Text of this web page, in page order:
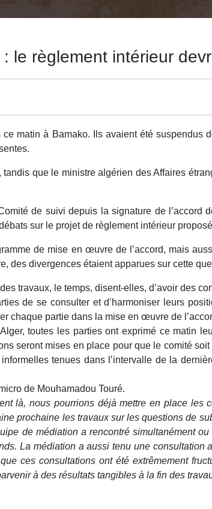
: le règlement intérieur
matin à Bamako. Ils avaient été suspendus
que le ministre algérien des Affaires
de suivi depuis la signature de
sur le projet de règlement intérieur
de mise en œuvre de l’accord, mais
des divergences étaient apparues sur cette
travaux, le temps, disent-elles, d’avoir des
de se consulter et d’harmoniser leurs
chaque partie dans la mise en œuvre de
toutes les parties ont exprimé ce matin
seront mises en place pour que le comité
tenues dans l’intervalle de la
de Mouhamadou Touré.
là, nous pourrions déjà mettre en place les
prochaine les travaux sur les questions de
de médiation a rencontré simultanément
La médiation a aussi tenu une consultation
ces consultations ont été extrêmement
à des résultats tangibles à la fin des